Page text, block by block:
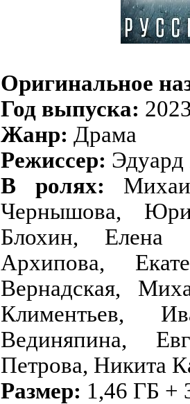
Оригинальное
Год выпуска:
Жанр: Драма
Режиссер: Эдуард
В ролях:
Чернышова,
Блохин, Елена
Архипова,
Вернадская,
Климентьев,
Вединяпина,
Петрова, Никита
Размер: 1,46 ГБ +